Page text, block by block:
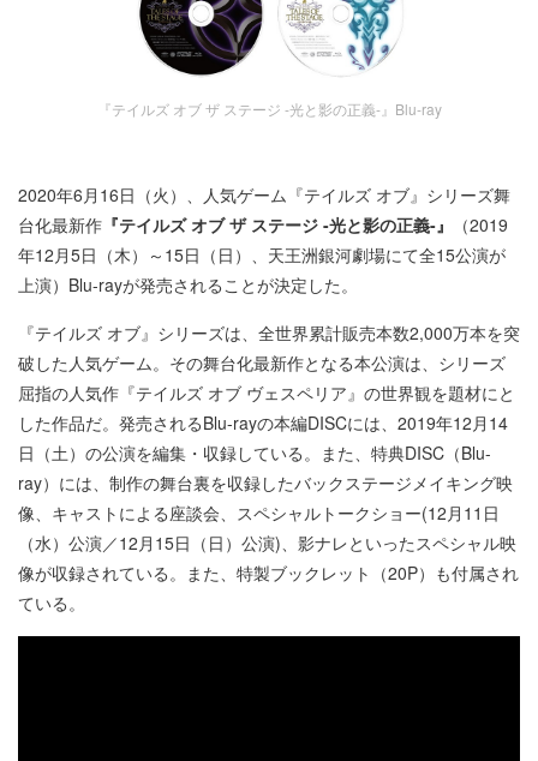
『テイルズ オブ ザ ステージ -光と影の正義-』Blu-ray
2020年6月16日（火）、人気ゲーム『テイルズ オブ』シリーズ舞
台化最新作 『テイルズ オブ ザ ステージ -光と影の正義-』
（2019
年12月5日（木）～15日（日）、天王洲銀河劇場にて全15公演が
上演）Blu-rayが発売されることが決定した。
『テイルズ オブ』シリーズは、全世界累計販売本数2,000万本を突
破した人気ゲーム。その舞台化最新作となる本公演は、シリーズ
屈指の人気作『テイルズ オブ ヴェスペリア』の世界観を題材にと
した作品だ。発売されるBlu-rayの本編DISCには、2019年12月14
日（土）の公演を編集・収録している。また、特典DISC（Blu-
ray）には、制作の舞台裏を収録したバックステージメイキング映
像、キャストによる座談会、スペシャルトークショー(12月11日
（水）公演／12月15日（日）公演)、影ナレといったスペシャル映
像が収録されている。また、特製ブックレット（20P）も付属され
ている。